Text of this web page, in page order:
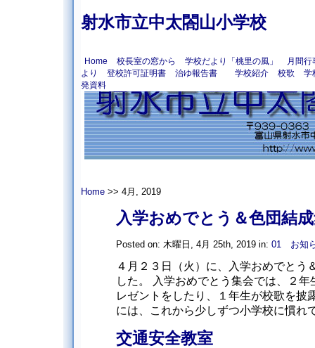
射水市立中太閤山小学校
Home 校長室の窓から 学校だより「桃里の風」
月間行
より
登校許可証明書 治ゆ報告書 学校紹介 校歌
学
発資料
Home >> 4月, 2019
入学おめでとう＆色団結
Posted on: 木曜日, 4月 25th, 2019 in: 01 お知
４月２３日（火）に、入学おめでとう
した。 入学おめでとう集会では、２
レゼントをしたり、１年生が校歌を披
には、これから少しずつ小学校に慣れ
交通安全教室